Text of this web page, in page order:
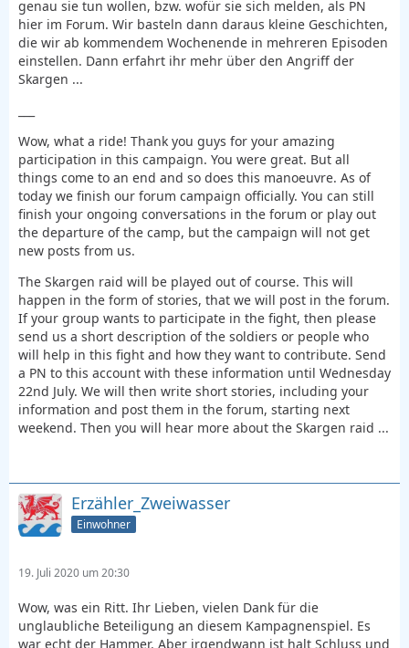
genau sie tun wollen, bzw. wofür sie sich melden, als PN
hier im Forum. Wir basteln dann daraus kleine Geschichten,
die wir ab kommendem Wochenende in mehreren Episoden
einstellen. Dann erfahrt ihr mehr über den Angriff der
Skargen ...
Wow, what a ride! Thank you guys for your amazing
participation in this campaign. You were great. But all
things come to an end and so does this manoeuvre. As of
today we finish our forum campaign officially. You can still
finish your ongoing conversations in the forum or play out
the departure of the camp, but the campaign will not get
new posts from us.
The Skargen raid will be played out of course. This will
happen in the form of stories, that we will post in the forum.
If your group wants to participate in the fight, then please
send us a short description of the soldiers or people who
will help in this fight and how they want to contribute. Send
a PN to this account with these information until Wednesday
22nd July. We will then write short stories, including your
information and post them in the forum, starting next
weekend. Then you will hear more about the Skargen raid ...
Erzähler_Zweiwasser
Einwohner
19. Juli 2020 um 20:30
Wow, was ein Ritt. Ihr Lieben, vielen Dank für die
unglaubliche Beteiligung an diesem Kampagnenspiel. Es
war echt der Hammer. Aber irgendwann ist halt Schluss und